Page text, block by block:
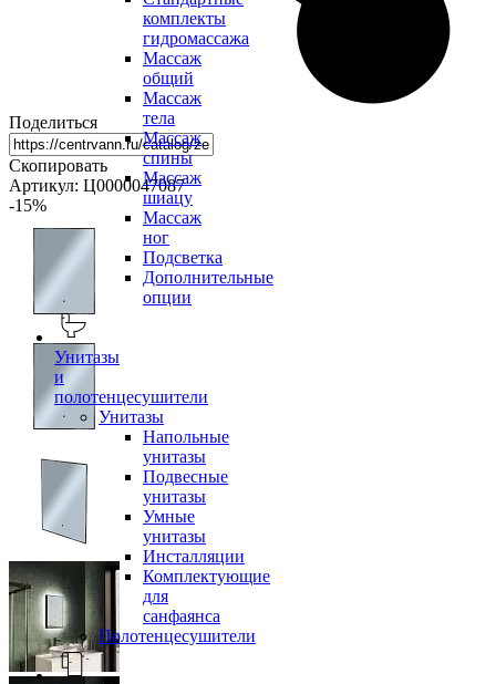
комплекты
гидромассажа
Массаж
общий
Массаж
тела
Массаж
спины
Массаж
шиацу
Массаж
ног
Подсветка
Дополнительные
опции
Унитазы
и
полотенцесушители
Унитазы
Напольные
унитазы
Подвесные
унитазы
Умные
унитазы
Инсталляции
Комплектующие
для
санфаянса
Полотенцесушители
Поделиться
Скопировать
Артикул: Ц0000047087
-15%